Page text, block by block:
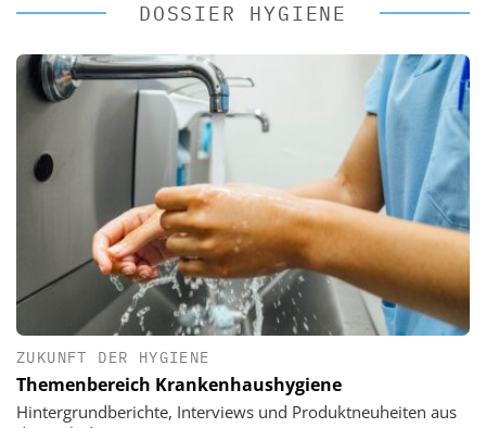
DOSSIER HYGIENE
ZUKUNFT DER HYGIENE
Themenbereich Krankenhaushygiene
Hintergrundberichte, Interviews und Produktneuheiten aus